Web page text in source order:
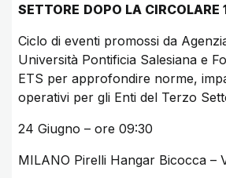
SETTORE DOPO LA CIRCOLARE
Ciclo di eventi promossi da
Università Pontificia Salesiana e
ETS per approfondire norme,
operativi per gli Enti del Terzo
24 Giugno – ore 09:30
MILANO Pirelli Hangar Bicocca –